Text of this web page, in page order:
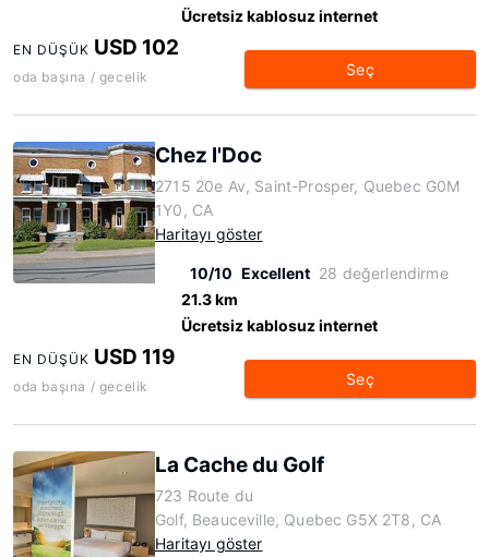
Ücretsiz kablosuz internet
EN DÜŞÜK USD 102
oda başına / gecelik Seç
Chez l'Doc
2715 20e Av, Saint-Prosper, Quebec G0M
1Y0, CA
Haritayı göster
10/10 Excellent 28 değerlendirme
21.3 km
Ücretsiz kablosuz internet
EN DÜŞÜK USD 119
oda başına / gecelik Seç
La Cache du Golf
723 Route du
Golf, Beauceville, Quebec G5X 2T8, CA
Haritayı göster